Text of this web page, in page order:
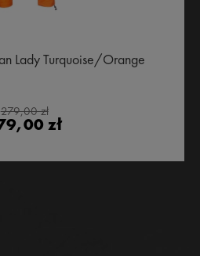
Lady Turquoise/Orange
279,00 zł
zł